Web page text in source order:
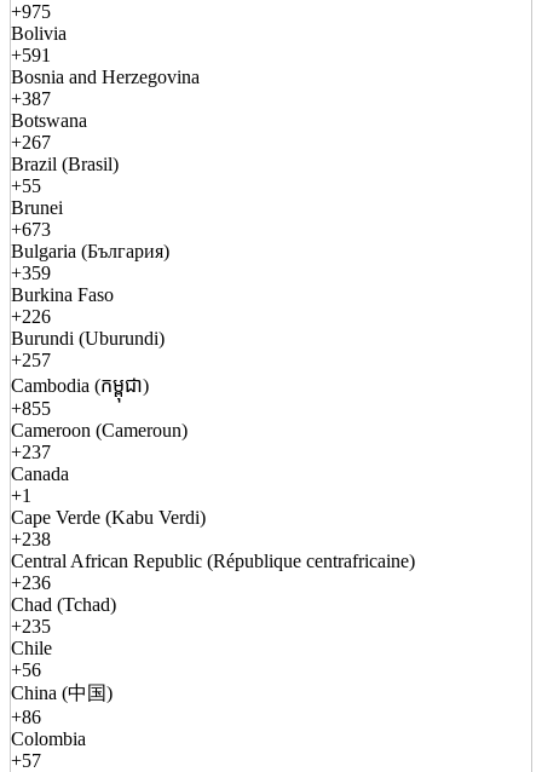
+975
Bolivia
+591
Bosnia and Herzegovina
+387
Botswana
+267
Brazil (Brasil)
+55
Brunei
+673
Bulgaria (България)
+359
Burkina Faso
+226
Burundi (Uburundi)
+257
Cambodia (កម្ពុជា)
+855
Cameroon (Cameroun)
+237
Canada
+1
Cape Verde (Kabu Verdi)
+238
Central African Republic (République centrafricaine)
+236
Chad (Tchad)
+235
Chile
+56
China (中国)
+86
Colombia
+57